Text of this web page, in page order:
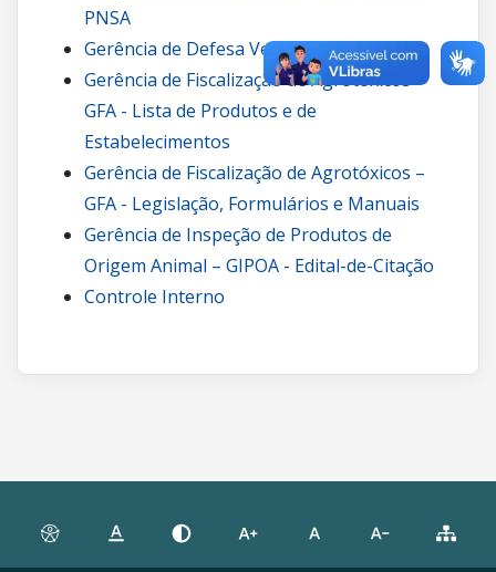
PNSA
Gerência de Defesa Vegetal – GDV
Gerência de Fiscalização de Agrotóxicos –
GFA - Lista de Produtos e de
Estabelecimentos
Gerência de Fiscalização de Agrotóxicos –
GFA - Legislação, Formulários e Manuais
Gerência de Inspeção de Produtos de
Origem Animal – GIPOA - Edital-de-Citação
Controle Interno